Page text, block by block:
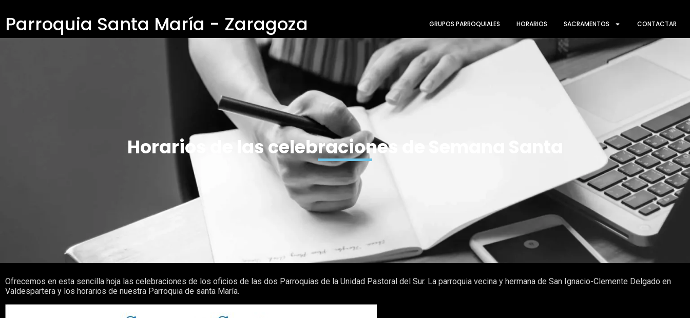
Parroquia Santa María - Zaragoza GRUPOS PARROQUIALES HORARIOS SACRAMENTOS CONTACTAR
Horarios de las celebraciones de Semana Santa
Ofrecemos en esta sencilla hoja las celebraciones de los oficios de las dos Parroquias de la Unidad Pastoral del Sur. La parroquia vecina y hermana de San Ignacio-Clemente Delgado en
Valdespartera y los horarios de nuestra Parroquia de santa María.